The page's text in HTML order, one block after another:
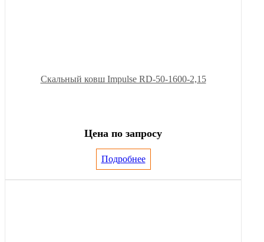
Скальный ковш Impulse RD-50-1600-2,15
Цена по запросу
Подробнее